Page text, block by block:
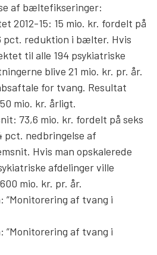
af bæltefikseringer:
2012-15: 15 mio. kr. fordelt på
pct. reduktion i bælter. Hvis
til alle 194 psykiatriske
blive 21 mio. kr. pr. år.
for tvang. Resultat
mio. kr. årligt.
73,6 mio. kr. fordelt på seks
pct. nedbringelse af
Hvis man opskalerede
afdelinger ville
mio. kr. pr. år.
”Monitorering af tvang i
”Monitorering af tvang i